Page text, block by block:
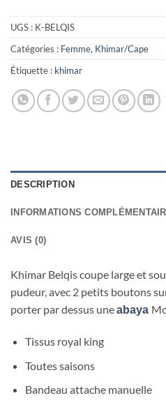
UGS : K-BELQIS
Catégories : Femme, Khimar/Cape
Étiquette : khimar
DESCRIPTION
INFORMATIONS
AVIS (0)
Khimar Belqis coupe large et
pudeur, avec 2 petits boutons
porter par dessus uneabaya
Tissus royal king
Toutes saisons
Bandeau attache manuelle